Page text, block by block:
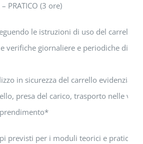
PRATICO (3 ore)
le istruzioni di uso del carrello,
verifiche giornaliere e periodiche di
in sicurezza del carrello
presa del carico, trasporto nelle
previsti per i moduli teorici e pratici.